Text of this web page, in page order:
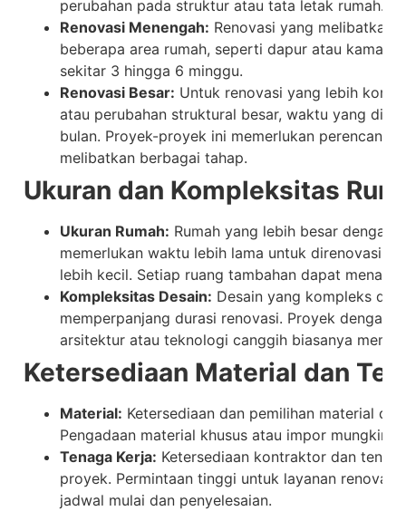
perubahan pada struktur atau tata letak rumah.
Renovasi Menengah: Renovasi yang melibatkan
beberapa area rumah, seperti dapur atau kamar
sekitar 3 hingga 6 minggu.
Renovasi Besar: Untuk renovasi yang lebih
atau perubahan struktural besar, waktu yang
bulan. Proyek-proyek ini memerlukan
melibatkan berbagai tahap.
Ukuran dan Kompleksitas
Ukuran Rumah: Rumah yang lebih besar dengan
memerlukan waktu lebih lama untuk direnovasi
lebih kecil. Setiap ruang tambahan dapat
Kompleksitas Desain: Desain yang kompleks
memperpanjang durasi renovasi. Proyek dengan
arsitektur atau teknologi canggih biasanya
Ketersediaan Material dan
Material: Ketersediaan dan pemilihan material
Pengadaan material khusus atau impor mungkin
Tenaga Kerja: Ketersediaan kontraktor dan
proyek. Permintaan tinggi untuk layanan
jadwal mulai dan penyelesaian.